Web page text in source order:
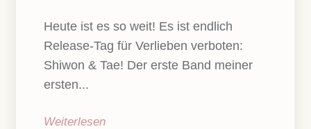
Heute ist es so weit! Es ist endlich
Release-Tag für Verlieben verboten:
Shiwon & Tae! Der erste Band meiner
ersten...
Weiterlesen